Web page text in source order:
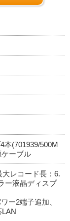
本(701939/500M
ーブル
レコード長：6.
ー液晶ディスプ
ー2端子追加、